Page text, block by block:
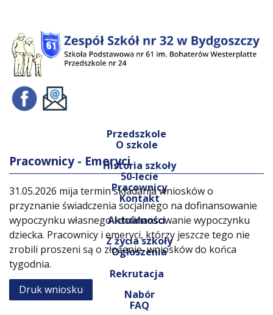
Przedszkole
O szkole
Historia szkoły
50-lecie
Pracownicy
Kontakt
Aktualności
Z życia szkoły
Ogłoszenia
Rekrutacja
Nabór
FAQ
Pracownicy - Emeryci
31.05.2026 mija termin składania wniosków o
przyznanie świadczenia socjalnego na dofinansowanie
wypoczynku własnego i dofinansowanie wypoczynku
dziecka. Pracownicy i emeryci, którzy jeszcze tego nie
zrobili proszeni są o złożenie wniosków do końca
tygodnia.
Druk wniosku